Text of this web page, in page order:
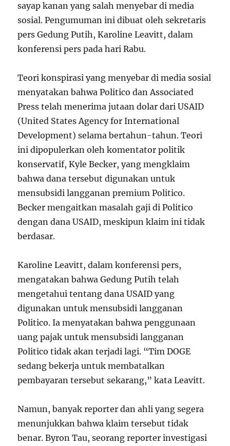
sayap kanan yang salah menyebar di media
sosial. Pengumuman ini dibuat oleh sekretaris
pers Gedung Putih, Karoline Leavitt, dalam
konferensi pers pada hari Rabu.
Teori konspirasi yang menyebar di media sosial
menyatakan bahwa Politico dan Associated
Press telah menerima jutaan dolar dari USAID
(United States Agency for International
Development) selama bertahun-tahun. Teori
ini dipopulerkan oleh komentator politik
konservatif, Kyle Becker, yang mengklaim
bahwa dana tersebut digunakan untuk
mensubsidi langganan premium Politico.
Becker mengaitkan masalah gaji di Politico
dengan dana USAID, meskipun klaim ini tidak
berdasar.
Karoline Leavitt, dalam konferensi pers,
mengatakan bahwa Gedung Putih telah
mengetahui tentang dana USAID yang
digunakan untuk mensubsidi langganan
Politico. Ia menyatakan bahwa penggunaan
uang pajak untuk mensubsidi langganan
Politico tidak akan terjadi lagi. “Tim DOGE
sedang bekerja untuk membatalkan
pembayaran tersebut sekarang,” kata Leavitt.
Namun, banyak reporter dan ahli yang segera
menunjukkan bahwa klaim tersebut tidak
benar. Byron Tau, seorang reporter investigasi